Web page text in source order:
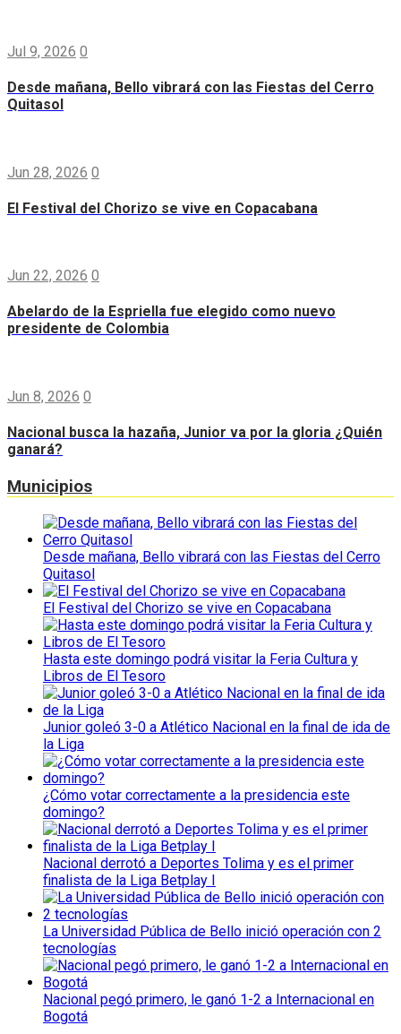
Jul 9, 2026 0
Desde mañana, Bello vibrará con las Fiestas del Cerro
Quitasol
Jun 28, 2026 0
El Festival del Chorizo se vive en Copacabana
Jun 22, 2026 0
Abelardo de la Espriella fue elegido como nuevo
presidente de Colombia
Jun 8, 2026 0
Nacional busca la hazaña, Junior va por la gloria ¿Quién
ganará?
Municipios
Desde mañana, Bello vibrará con las Fiestas del Cerro
Quitasol
El Festival del Chorizo se vive en Copacabana
Hasta este domingo podrá visitar la Feria Cultura y
Libros de El Tesoro
Junior goleó 3-0 a Atlético Nacional en la final de ida de
la Liga
¿Cómo votar correctamente a la presidencia este
domingo?
Nacional derrotó a Deportes Tolima y es el primer
finalista de la Liga Betplay I
La Universidad Pública de Bello inició operación con 2
tecnologías
Nacional pegó primero, le ganó 1-2 a Internacional en
Bogotá